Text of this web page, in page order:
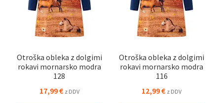
Otroška obleka z dolgimi
rokavi mornarsko modra
128
17,99€ z DDV
Otroška obleka z dolgimi
rokavi mornarsko modra
116
12,99€ z DDV